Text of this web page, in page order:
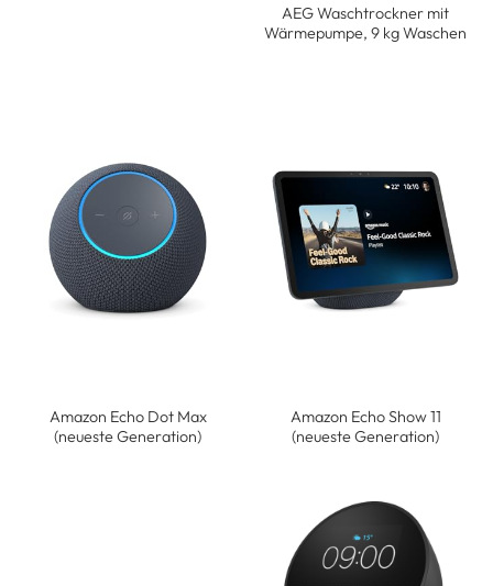
AEG Waschtrockner mit
Wärmepumpe, 9 kg Waschen
Amazon Echo Dot Max
(neueste Generation)
Amazon Echo Show 11
(neueste Generation)